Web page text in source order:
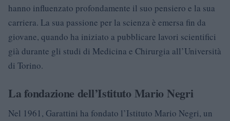
hanno influenzato profondamente il suo pensiero e la sua
carriera. La sua passione per la scienza è emersa fin da
giovane, quando ha iniziato a pubblicare lavori scientifici
già durante gli studi di Medicina e Chirurgia all’Università
di Torino.
La fondazione dell’Istituto Mario Negri
Nel 1961, Garattini ha fondato l’Istituto Mario Negri, un